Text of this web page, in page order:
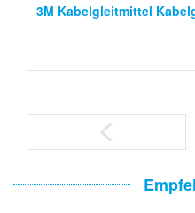
3M Kabelgleitmittel